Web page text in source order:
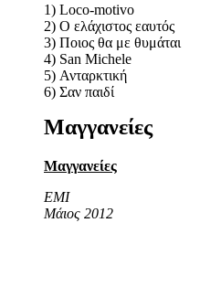
1) Loco-motivo
2) Ο ελάχιστος εαυτός
3) Ποιος θα με θυμάται
4) San Michele
5) Ανταρκτική
6) Σαν παιδί
Μαγγανείες
Μαγγανείες
EMI
Μάιος 2012